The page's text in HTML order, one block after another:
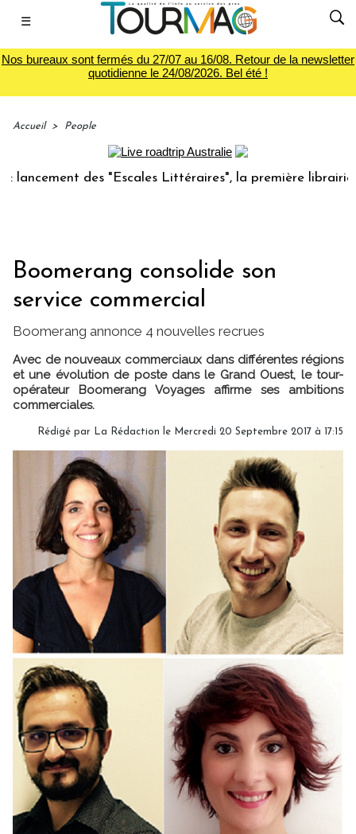
☰
Nos bureaux sont fermés du 27/07 au 16/08. Retour de la newsletter
quotidienne le 24/08/2026. Bel été !
Accueil > People
des "Escales Littéraires", la première librairie du
Boomerang consolide son
service commercial
Boomerang annonce 4 nouvelles recrues
Avec de nouveaux commerciaux dans différentes régions
et une évolution de poste dans le Grand Ouest, le tour-
opérateur Boomerang Voyages affirme ses ambitions
commerciales.
Rédigé par La Rédaction le Mercredi 20 Septembre 2017 à 17:15